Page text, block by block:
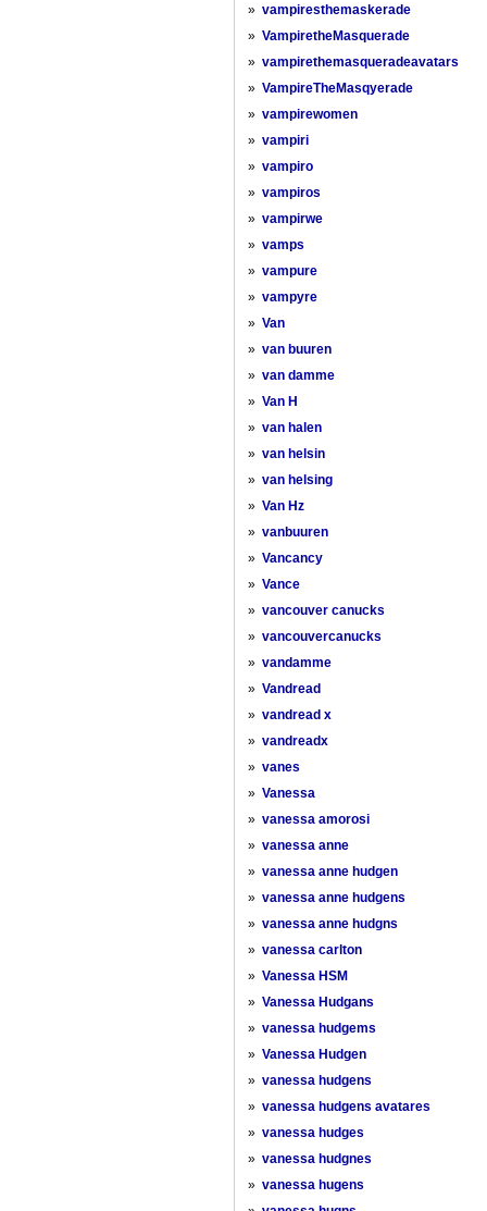
» vampiresthemaskerade
» VampiretheMasquerade
» vampirethemasqueradeavatars
» VampireTheMasqyerade
» vampirewomen
» vampiri
» vampiro
» vampiros
» vampirwe
» vamps
» vampure
» vampyre
» Van
» van buuren
» van damme
» Van H
» van halen
» van helsin
» van helsing
» Van Hz
» vanbuuren
» Vancancy
» Vance
» vancouver canucks
» vancouvercanucks
» vandamme
» Vandread
» vandread x
» vandreadx
» vanes
» Vanessa
» vanessa amorosi
» vanessa anne
» vanessa anne hudgen
» vanessa anne hudgens
» vanessa anne hudgns
» vanessa carlton
» Vanessa HSM
» Vanessa Hudgans
» vanessa hudgems
» Vanessa Hudgen
» vanessa hudgens
» vanessa hudgens avatares
» vanessa hudges
» vanessa hudgnes
» vanessa hugens